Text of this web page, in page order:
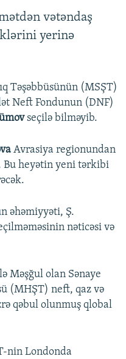
vətəndaş
yerinə
Təşəbbüsünün (MSŞT)
Neft Fondunun (DNF)
seçilə bilməyib.
Avrasiya regionundan
Bu heyətin yeni tərkibi
əhəmiyyəti, Ş.
nəticəsi və
Məşğul olan Sənaye
(MHŞT) neft, qaz və
qəbul olunmuş qlobal
nin Londonda